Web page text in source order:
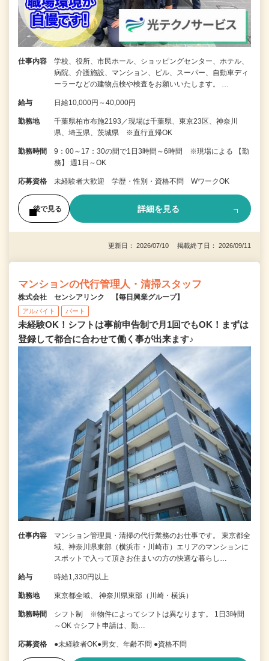
仕事内容
学校、役所、市民ホール、ショッピングセンター、ホテル、
病院、介護施設、マンション、ビル、スーパー、自動車ディ
ーラーなどの建物点検や検査をお願いいたします。 …
給与 日給10,000円～40,000円
勤務地
千葉県柏市布施2193／現場は千葉県、東京23区、神奈川
県、埼玉県、茨城県 ※直行直帰OK
勤務時間
9：00～17：30の間で1日3時間～6時間 ※現場による 【勤
務】 週1日～OK
応募資格 未経験者大歓迎 学歴・性別・資格不問 WワークOK
後で見る 詳細を見る
更新日： 2026/07/10 掲載終了日： 2026/09/11
マンションの代行管理人・清掃スタッフ
株式会社 センシアリンク 【毎日興業グループ】
アルバイト パート
未経験OK！シフトは事前申告制で月1回でもOK！まずは
登録して都合に合わせて働く事が出来ます♪
仕事内容
マンション管理員・清掃の代行業務のお仕事です。 東京都全
域、神奈川県東部（横浜市・川崎市）エリアのマンションに
スポットで入って頂きお住まいの方の快適な暮らし…
給与 時給1,330円以上
勤務地 東京都全域、 神奈川県東部（川崎・横浜）
勤務時間
シフト制 ※物件によってシフトは異なります。 1日3時間
～OK ☆シフト申請は、勤…
応募資格 ●未経験者OK●男女、年齢不問 ●資格不問